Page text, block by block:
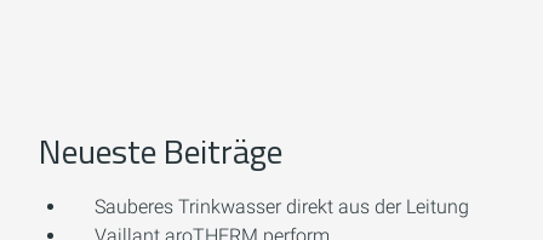
Neueste Beiträge
Sauberes Trinkwasser direkt aus der Leitung